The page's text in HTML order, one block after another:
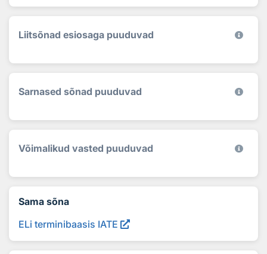
Liitsõnad esiosaga puuduvad
Sarnased sõnad puuduvad
Võimalikud vasted puuduvad
Sama sõna
ELi terminibaasis IATE